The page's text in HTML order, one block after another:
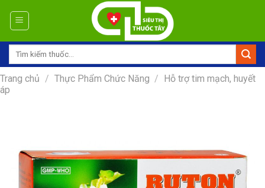
Tìm
Trang chủ / Thực Phẩm Chức Năng / Hỗ trợ tim mạch, huyết
áp